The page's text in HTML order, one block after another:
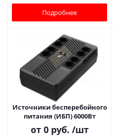
Подробнее
Источники бесперебойного
питания (ИБП) 6000Вт
от 0 руб. /шт